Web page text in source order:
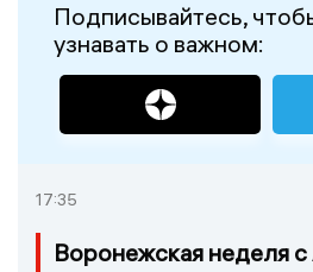
Подписывайтесь,
узнавать о важном:
17:35
Воронежская неделя